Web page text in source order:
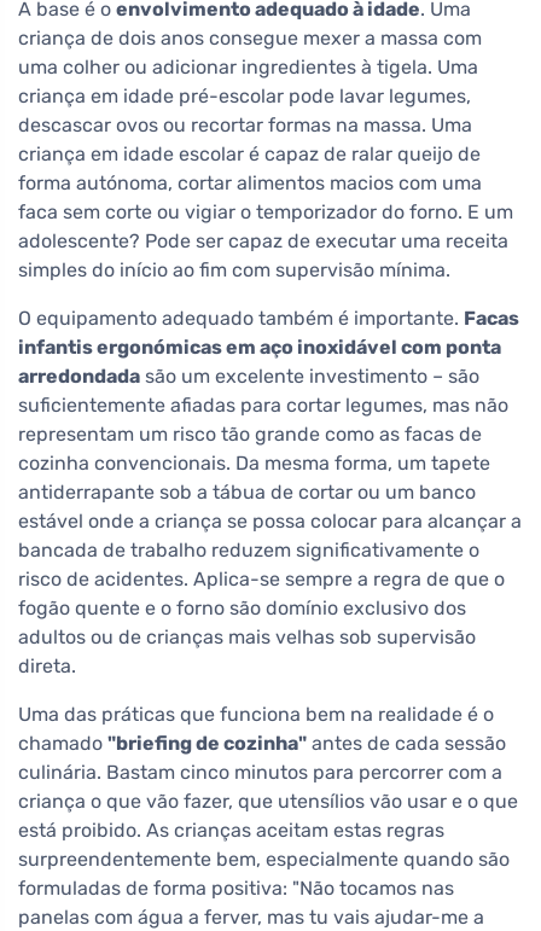
A base é o envolvimento adequado à idade. Uma
criança de dois anos consegue mexer a massa com
uma colher ou adicionar ingredientes à tigela. Uma
criança em idade pré-escolar pode lavar legumes,
descascar ovos ou recortar formas na massa. Uma
criança em idade escolar é capaz de ralar queijo de
forma autónoma, cortar alimentos macios com uma
faca sem corte ou vigiar o temporizador do forno. E um
adolescente? Pode ser capaz de executar uma receita
simples do início ao fim com supervisão mínima.
O equipamento adequado também é importante. Facas
infantis ergonómicas em aço inoxidável com ponta
arredondada são um excelente investimento – são
suficientemente afiadas para cortar legumes, mas não
representam um risco tão grande como as facas de
cozinha convencionais. Da mesma forma, um tapete
antiderrapante sob a tábua de cortar ou um banco
estável onde a criança se possa colocar para alcançar a
bancada de trabalho reduzem significativamente o
risco de acidentes. Aplica-se sempre a regra de que o
fogão quente e o forno são domínio exclusivo dos
adultos ou de crianças mais velhas sob supervisão
direta.
Uma das práticas que funciona bem na realidade é o
chamado "briefing de cozinha" antes de cada sessão
culinária. Bastam cinco minutos para percorrer com a
criança o que vão fazer, que utensílios vão usar e o que
está proibido. As crianças aceitam estas regras
surpreendentemente bem, especialmente quando são
formuladas de forma positiva: "Não tocamos nas
panelas com água a ferver, mas tu vais ajudar-me a